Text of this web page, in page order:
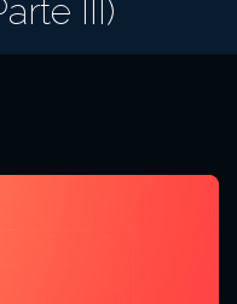
III)